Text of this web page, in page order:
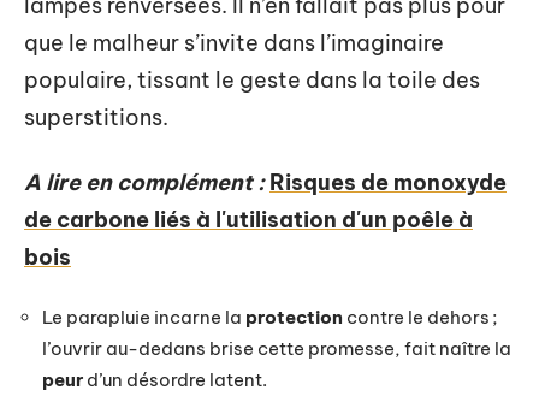
que le malheur s’invite dans l’imaginaire
populaire, tissant le geste dans la toile des
superstitions.
A lire en complément : Risques de monoxyde
de carbone liés à l'utilisation d'un poêle à
bois
Le parapluie incarne la protection contre le dehors ;
l’ouvrir au-dedans brise cette promesse, fait naître la
peur d’un désordre latent.